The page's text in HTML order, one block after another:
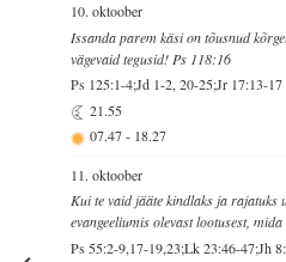
10. oktoober
Issanda parem käsi on tõusnud
vägevaid tegusid! Ps 118:16
Ps 125:1-4;Jd 1-2, 20-25;Jr 17:13-17
21.55
07.47- 18.27
11. oktoober
Kui te vaid jääte kindlaks ja rajatuks
evangeeliumis olevast lootusest,
Ps 55:2-9,17-19,23;Lk 23:46-47;Jh